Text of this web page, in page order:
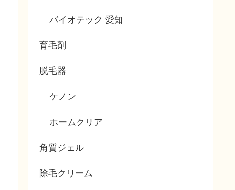
バイオテック 愛知
育毛剤
脱毛器
ケノン
ホームクリア
角質ジェル
除毛クリーム